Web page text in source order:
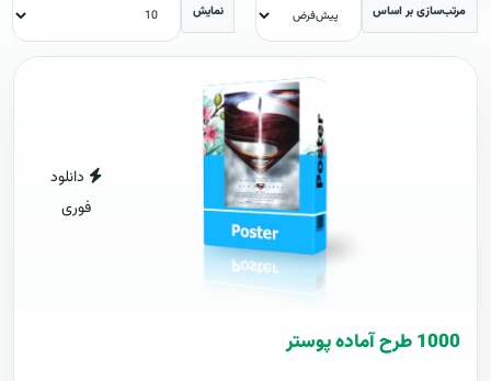
مرتب‌سازی بر اساس نمایش
دانلود
فوری
1000 طرح آماده پوستر